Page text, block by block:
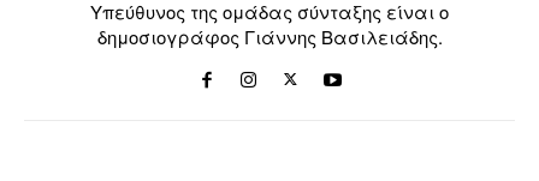
Υπεύθυνος της ομάδας σύνταξης είναι ο
δημοσιογράφος Γιάννης Βασιλειάδης.